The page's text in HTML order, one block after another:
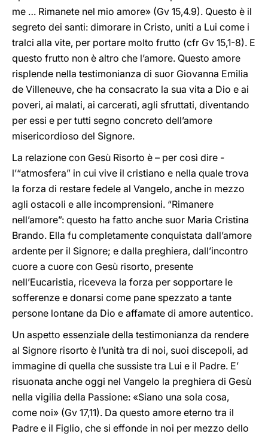
me … Rimanete nel mio amore» (Gv 15,4.9). Questo è il
segreto dei santi: dimorare in Cristo, uniti a Lui come i
tralci alla vite, per portare molto frutto (cfr Gv 15,1-8). E
questo frutto non è altro che l’amore. Questo amore
risplende nella testimonianza di suor Giovanna Emilia
de Villeneuve, che ha consacrato la sua vita a Dio e ai
poveri, ai malati, ai carcerati, agli sfruttati, diventando
per essi e per tutti segno concreto dell’amore
misericordioso del Signore.
La relazione con Gesù Risorto è – per così dire -
l’“atmosfera” in cui vive il cristiano e nella quale trova
la forza di restare fedele al Vangelo, anche in mezzo
agli ostacoli e alle incomprensioni. “Rimanere
nell’amore”: questo ha fatto anche suor Maria Cristina
Brando. Ella fu completamente conquistata dall’amore
ardente per il Signore; e dalla preghiera, dall’incontro
cuore a cuore con Gesù risorto, presente
nell’Eucaristia, riceveva la forza per sopportare le
sofferenze e donarsi come pane spezzato a tante
persone lontane da Dio e affamate di amore autentico.
Un aspetto essenziale della testimonianza da rendere
al Signore risorto è l’unità tra di noi, suoi discepoli, ad
immagine di quella che sussiste tra Lui e il Padre. E’
risuonata anche oggi nel Vangelo la preghiera di Gesù
nella vigilia della Passione: «Siano una sola cosa,
come noi» (Gv 17,11). Da questo amore eterno tra il
Padre e il Figlio, che si effonde in noi per mezzo dello